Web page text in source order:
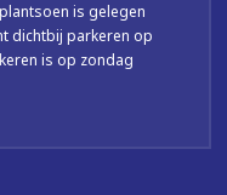
is gelegen
dichtbij parkeren op
is op zondag